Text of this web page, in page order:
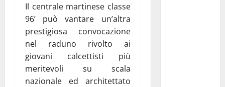
Il centrale martinese classe
96’ può vantare un’altra
prestigiosa convocazione
nel raduno rivolto ai
giovani calcettisti più
meritevoli su scala
nazionale ed architettato